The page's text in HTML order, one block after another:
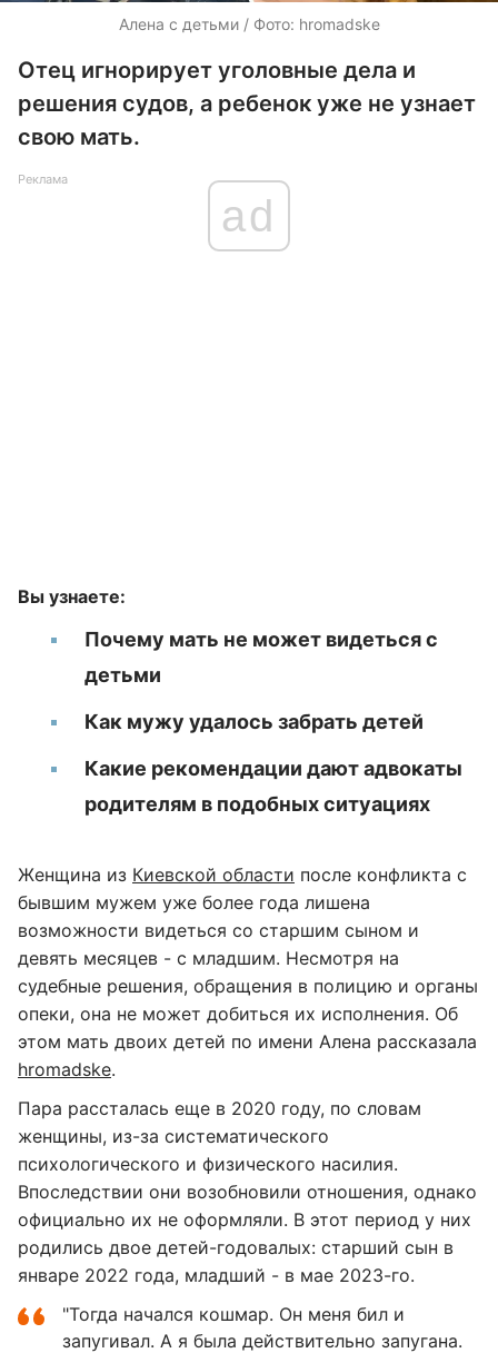
Алена с детьми / Фото: hromadske
Отец игнорирует уголовные дела и
решения судов, а ребенок уже не узнает
свою мать.
Реклама
ad
Вы узнаете:
Почему мать не может видеться с
детьми
Как мужу удалось забрать детей
Какие рекомендации дают адвокаты
родителям в подобных ситуациях
Женщина из Киевской области после конфликта с
бывшим мужем уже более года лишена
возможности видеться со старшим сыном и
девять месяцев - с младшим. Несмотря на
судебные решения, обращения в полицию и органы
опеки, она не может добиться их исполнения. Об
этом мать двоих детей по имени Алена рассказала
hromadske.
Пара рассталась еще в 2020 году, по словам
женщины, из-за систематического
психологического и физического насилия.
Впоследствии они возобновили отношения, однако
официально их не оформляли. В этот период у них
родились двое детей-годовалых: старший сын в
январе 2022 года, младший - в мае 2023-го.
"Тогда начался кошмар. Он меня бил и
запугивал. А я была действительно запугана.